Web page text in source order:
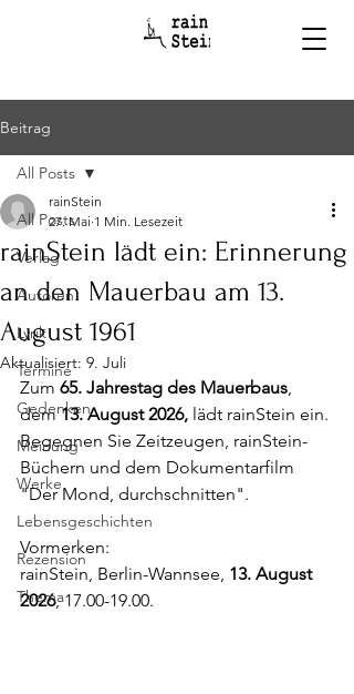
Beitrag
All Posts
Verlag
Autoren
Lyrik
Termine
Gedenken
Meinung
Werke
Lebensgeschichten
Rezension
Thema
All Posts
rainStein lädt ein: Erinnerung
an den Mauerbau am 13.
August 1961
rainStein
27. Mai 1 Min. Lesezeit
Aktualisiert: 9. Juli
Zum 65. Jahrestag des Mauerbaus,
dem 13. August 2026, lädt rainStein ein.
Begegnen Sie Zeitzeugen, rainStein-
Büchern und dem Dokumentarfilm
"Der Mond, durchschnitten".
Vormerken:
rainStein, Berlin-Wannsee, 13. August
2026, 17.00-19.00.